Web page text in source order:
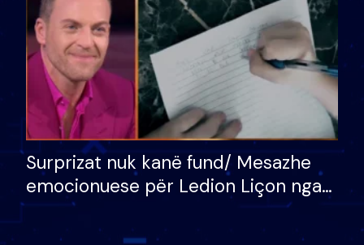
Surprizat nuk kanë fund/ Mesazhe
emocionuese për Ledion Liçon nga
nëna dhe fëmijët e tij, moderatori
nuk i mban dot lotët: Nuk meritoj…